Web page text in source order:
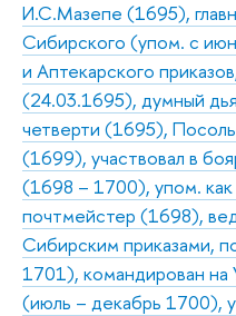
И.С.Мазепе (1695),
Сибирского (упом. с
и Аптекарского
(24.03.1695), думный
четверти (1695),
(1699), участвовал в
(1698 – 1700), упом. как
почтмейстер (1698),
Сибирским приказами,
1701), командирован на
(июль – декабрь 1700),